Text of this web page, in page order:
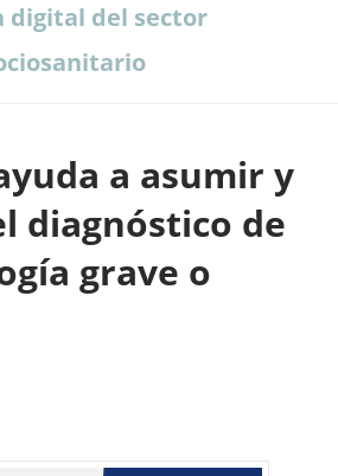
digital del sector
a asumir y
diagnóstico de
grave o